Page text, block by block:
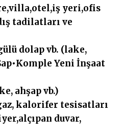
yeri,ofis
tadilatları ve
dolap vb. (lake,
Yeni İnşaat
ahşap vb.)
kalorifer tesisatları
duvar,